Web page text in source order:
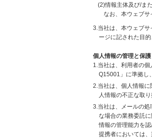
(2)情報主体及び/ま
なお、本ウェブサ
3.当社は、本ウェブ
ージに記された目
個人情報の管理と保護
1.当社は、利用者の
Q15001」に準拠し
2.当社は、個人情報
人情報の不正な取
3.当社は、メールの
な場合の業務委託
情報の管理能力を
提携者においては